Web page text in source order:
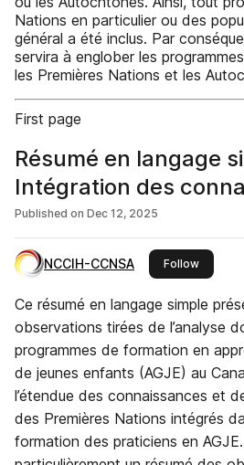
Nations en particulier ou des
général a été inclus. Par
servira à englober les
les Premières Nations et les
First page
Résumé en langage
Intégration des
Premières Nations et
points...
Published on Dec 12, 2025
NCCIH-CCNSA Followthis
Ce résumé en langage simple
observations tirées de l’analyse
programmes de formation en
de jeunes enfants (AGJE) au
l’étendue des connaissances et
des Premières Nations intégrés
formation des praticiens en